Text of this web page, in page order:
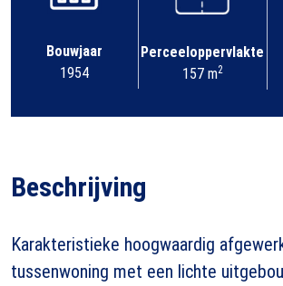
Bouwjaar
1954
Perceeloppervlakte
157 m2
Beschrijving
Karakteristieke hoogwaardig
tussenwoning met een lichte